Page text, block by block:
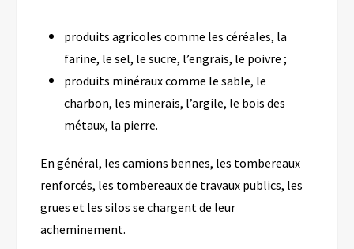
produits agricoles comme les céréales, la
farine, le sel, le sucre, l’engrais, le poivre ;
produits minéraux comme le sable, le
charbon, les minerais, l’argile, le bois des
métaux, la pierre.
En général, les camions bennes, les tombereaux
renforcés, les tombereaux de travaux publics, les
grues et les silos se chargent de leur
acheminement.